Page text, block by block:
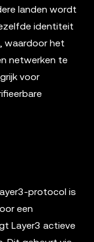
landen wordt
identiteit
waardoor het
netwerken te
voor
protocol is
een
Layer3 actieve